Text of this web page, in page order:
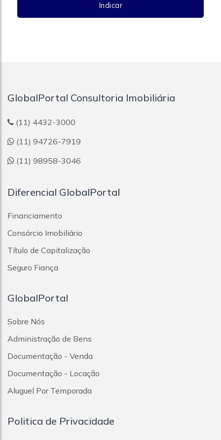
Indicar
GlobalPortal Consultoria Imobiliária
(11) 4432-3000
(11) 94726-7919
(11) 98958-3046
Diferencial GlobalPortal
Financiamento
Consórcio Imobiliário
Título de Capitalização
Seguro Fiança
GlobalPortal
Sobre Nós
Administração de Bens
Documentação - Venda
Documentação - Locação
Aluguel Por Temporada
Politica de Privacidade